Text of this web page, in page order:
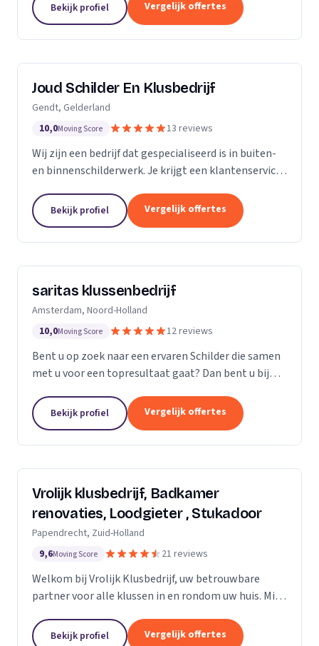
Bekijk profiel Vergelijk offertes
Joud Schilder En Klusbedrijf
Gendt, Gelderland
10,0Moving Score 13 reviews
Wij zijn een bedrijf dat gespecialiseerd is in buiten-
en binnenschilderwerk. Je krijgt een klantenservice
zijn van topmerken om de hoogst...
Bekijk profiel Vergelijk offertes
saritas klussenbedrijf
Amsterdam, Noord-Holland
10,0Moving Score 12 reviews
Bent u op zoek naar een ervaren Schilder die samen
met u voor een topresultaat gaat? Dan bent u bij
Persoonlijk contact en communicatie staat bij ons...
Bekijk profiel Vergelijk offertes
Vrolijk klusbedrijf, Badkamer
renovaties, Loodgieter , Stukadoor
Papendrecht, Zuid-Holland
9,6Moving Score 21 reviews
Welkom bij Vrolijk Klusbedrijf, uw betrouwbare
partner voor alle klussen in en rondom uw huis. Mijn
met bijna 20 jaar ervaring in de bouwsector. Ik...
Bekijk profiel Vergelijk offertes